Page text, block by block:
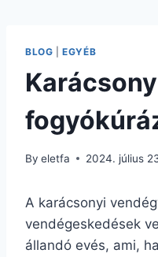
BLOG |EGYÉB
By eletfa 2024. július
A karácsonyi
vendégeskedések
állandó evés, ami,